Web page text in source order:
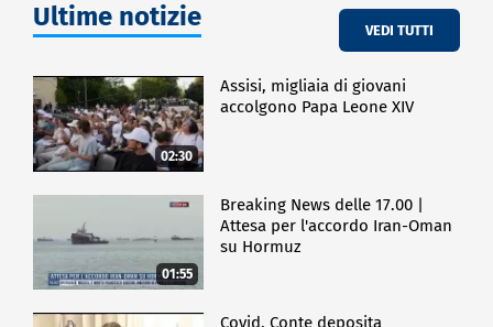
Ultime notizie VEDI TUTTI
02:30
Assisi, migliaia di giovani
accolgono Papa Leone XIV
01:55
Breaking News delle 17.00 |
Attesa per l'accordo Iran-Oman
su Hormuz
Covid, Conte deposita